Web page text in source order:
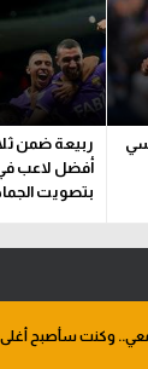
ربيعة ضمن
أفضل لاعب في
بتصويت
معي.. وكنت سأصبح